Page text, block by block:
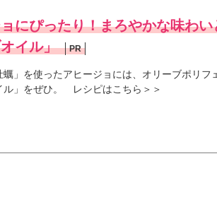
にぴったり！まろやかな味わ
イル」
PR
蠣」を使ったアヒージョには、オリーブポリ
ル」をぜひ。 レシピはこちら＞＞